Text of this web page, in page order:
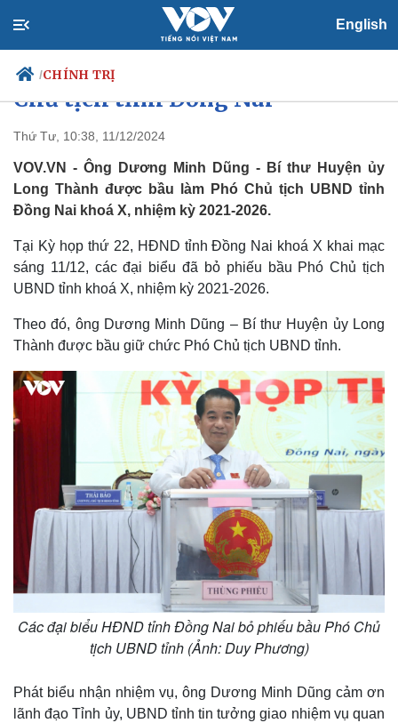
English
/CHÍNH TRỊ
Chính trị
Đảng
Tổ chức nhân sự
Nhận diện sự thật
Xã hội
Tin 24h
Dự báo thời tiết
Dấu ấn VOV
Việc làm
Biển đảo
Bí thư Long Thành giữ chức Phó
Chủ tịch tỉnh Đồng Nai
Thứ Tư, 10:38, 11/12/2024
VOV.VN - Ông Dương Minh Dũng - Bí thư Huyện ủy
Long Thành được bầu làm Phó Chủ tịch UBND tỉnh
Đồng Nai khoá X, nhiệm kỳ 2021-2026.
Tại Kỳ họp thứ 22, HĐND tỉnh Đồng Nai khoá X khai mạc
sáng 11/12, các đại biểu đã bỏ phiếu bầu Phó Chủ tịch
UBND tỉnh khoá X, nhiệm kỳ 2021-2026.
Theo đó, ông Dương Minh Dũng – Bí thư Huyện ủy Long
Thành được bầu giữ chức Phó Chủ tịch UBND tỉnh.
Các đại biểu HĐND tỉnh Đồng Nai bỏ phiếu bầu Phó Chủ
tịch UBND tỉnh (Ảnh: Duy Phương)
Phát biểu nhận nhiệm vụ, ông Dương Minh Dũng cảm ơn
lãnh đạo Tỉnh ủy, UBND tỉnh tin tưởng giao nhiệm vụ quan